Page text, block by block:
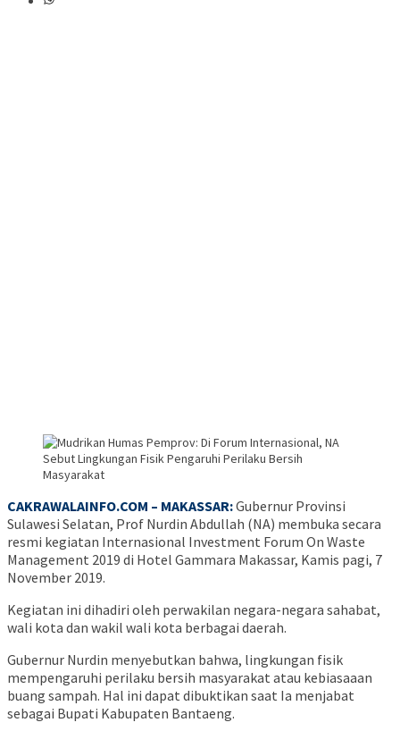
CAKRAWALAINFO.COM – MAKASSAR:Gubernur Provinsi
Sulawesi Selatan, Prof Nurdin Abdullah (NA) membuka secara
resmi kegiatan Internasional Investment Forum On Waste
Management 2019 di Hotel Gammara Makassar, Kamis pagi, 7
November 2019.
Kegiatan ini dihadiri oleh perwakilan negara-negara sahabat,
wali kota dan wakil wali kota berbagai daerah.
Gubernur Nurdin menyebutkan bahwa, lingkungan fisik
mempengaruhi perilaku bersih masyarakat atau kebiasaaan
buang sampah. Hal ini dapat dibuktikan saat Ia menjabat
sebagai Bupati Kabupaten Bantaeng.